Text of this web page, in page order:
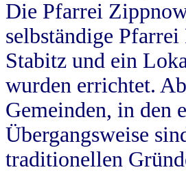
Die Pfarrei
selbständige
Stabitz und ein
wurden errichtet.
Gemeinden, in den
Übergangsweise
traditionellen